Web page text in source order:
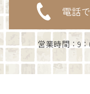
電話
営業時間：9